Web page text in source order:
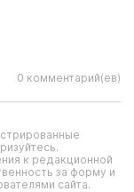
0 комментарий(ев)
к редакционной
за форму и
сайта.